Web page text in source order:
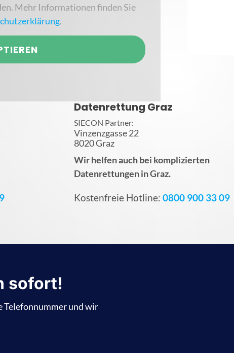
Mehr Informationen finden Sie
.
Datenrettung Graz
SIECON Partner:
Vinzenzgasse 22
8020 Graz
Wir helfen auch bei komplizierten
Datenrettungen in Graz.
Kostenfreie Hotline:0800 900 33 09
sofort!
Telefonnummer und wir